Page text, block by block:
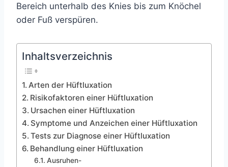
Bereich unterhalb des Knies bis zum Knöchel
oder Fuß verspüren.
Inhaltsverzeichnis
Arten der Hüftluxation
Risikofaktoren einer Hüftluxation
Ursachen einer Hüftluxation
Symptome und Anzeichen einer Hüftluxation
Tests zur Diagnose einer Hüftluxation
Behandlung einer Hüftluxation
Ausruhen-